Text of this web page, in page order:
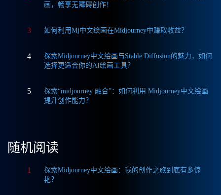
画，畅享无障碍创作！
3 如何利用Mj中文绘画在Midjourney中赚取收益？
4
探索Midjourney中文绘画与Stable Diffusion的魅力，如何
选择更适合你的AI绘画工具？
5
探索“midjourney 融合”：如何利用 Midjourney中文绘画
提升创作能力？
随机阅读
1
探索Midjourney中文绘画：我的创作之旅到底有多惊
艳？